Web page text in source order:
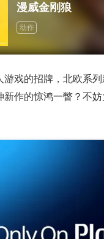
漫威金刚狼
动作
戏的招牌，北欧系
新作的惊鸿一瞥？不